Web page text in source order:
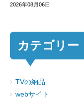
2026年08月06日
カテゴリー
TVの納品
webサイト